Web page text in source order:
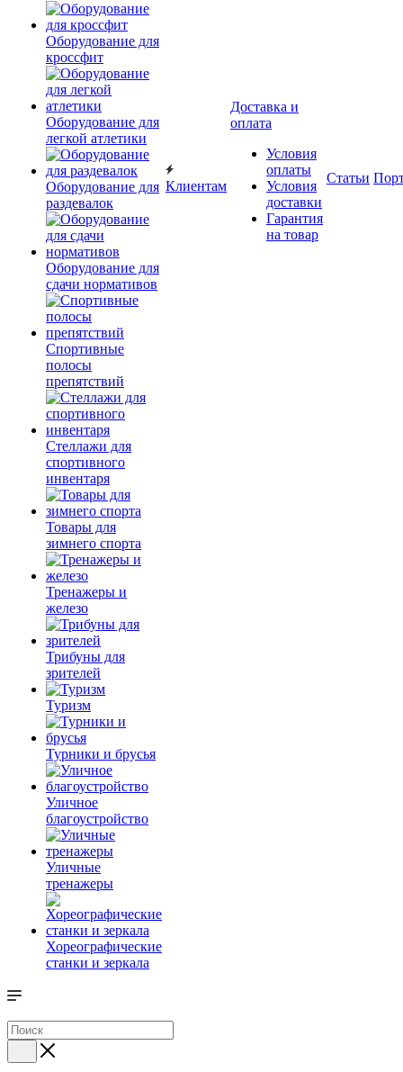
Оборудование для
кроссфит
Оборудование для
легкой атлетики
Оборудование для
раздевалок
Оборудование для
сдачи нормативов
Спортивные
полосы
препятствий
Стеллажи для
спортивного
инвентаря
Товары для
зимнего спорта
Тренажеры и
железо
Трибуны для
зрителей
Туризм
Турники и брусья
Уличное
благоустройство
Уличные
тренажеры
Хореографические
станки и зеркала
Клиентам
Доставка и
оплата
Условия
оплаты
Условия
доставки
Гарантия
на товар
Статьи